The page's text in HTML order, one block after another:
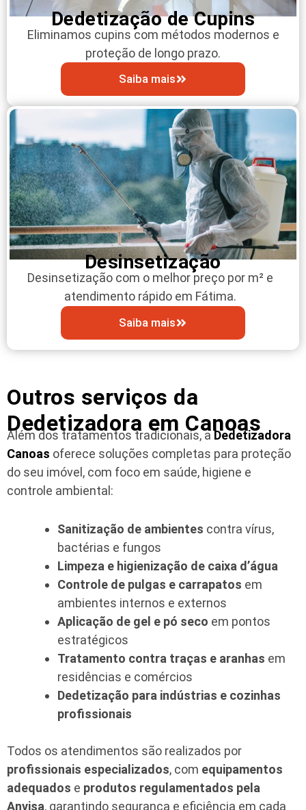
Dedetização de Cupins
Eliminamos cupins com métodos modernos e
proteção de longo prazo.
Saiba mais
Desinsetização
Desinsetização com o melhor preço por m² e
atendimento rápido em Fátima.
Saiba mais
Outros serviços da
Dedetizadora em Canoas
Além dos tratamentos tradicionais, aDedetizadora
Canoas oferece soluções completas para proteção
do seu imóvel, com foco em saúde, higiene e
controle ambiental:
Sanitização de ambientes contra vírus,
bactérias e fungos
Limpeza e higienização de caixa d’água
Controle de pulgas e carrapatos em
ambientes internos e externos
Aplicação de gel e pó seco em pontos
estratégicos
Tratamento contra traças e aranhas em
residências e comércios
Dedetização para indústrias e cozinhas
profissionais
Todos os atendimentos são realizados por
profissionais especializados, com equipamentos
adequados e produtos regulamentados pela
Anvisa, garantindo segurança e eficiência em cada